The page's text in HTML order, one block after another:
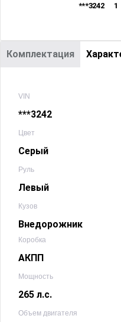
***3242 1
Комплектация
VIN
***3242
Цвет
Серый
Руль
Левый
Кузов
Внедорожник
Коробка
АКПП
Мощность
265 л.с.
Объем двигателя